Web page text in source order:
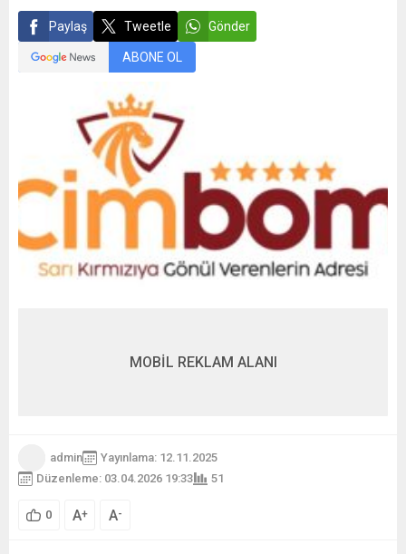
Paylaş Tweetle Gönder
ABONE OL
MOBİL REKLAM ALANI
admin
Yayınlama: 12.11.2025
Düzenleme: 03.04.2026 19:33
51
0 A+ A-